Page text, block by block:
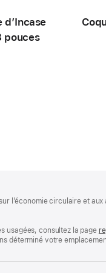
d’Incase
pouces
l’économie circulaire et
usagées, consultez la page
déterminé votre